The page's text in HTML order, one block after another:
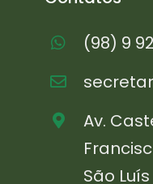
(98) 9
Av.
São